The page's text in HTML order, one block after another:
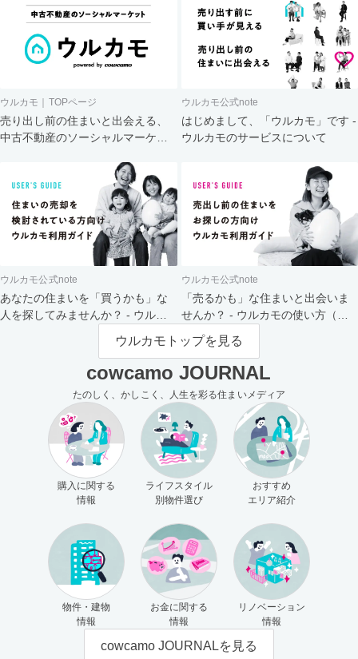
ウルカモ｜TOPページ
売り出し前の住まいと出会える、
中古不動産のソーシャルマーケッ
ウルカモ公式note
はじめまして、「ウルカモ」です -
ウルカモのサービスについて
ウルカモ公式note
あなたの住まいを「買うかも」な
人を探してみませんか？ - ウルカ
ウルカモ公式note
「売るかも」な住まいと出会いま
せんか？ - ウルカモの使い方（買
主さま向け）
ウルカモトップを見る
cowcamo JOURNAL
たのしく、かしこく、人生を彩る住まいメディア
購入に関する
情報
ライフスタイル
別物件選び
おすすめ
エリア紹介
物件・建物
情報
お金に関する
情報
リノベーション
情報
cowcamo JOURNALを見る